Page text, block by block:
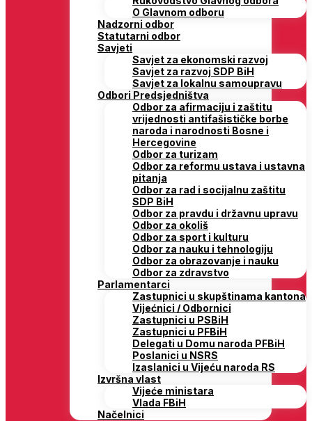
O Glavnom odboru
Nadzorni odbor
Statutarni odbor
Savjeti
Savjet za ekonomski razvoj
Savjet za razvoj SDP BiH
Savjet za lokalnu samoupravu
Odbori Predsjedništva
Odbor za afirmaciju i zaštitu
vrijednosti antifašističke borbe
naroda i narodnosti Bosne i
Hercegovine
Odbor za turizam
Odbor za reformu ustava i ustavna
pitanja
Odbor za rad i socijalnu zaštitu
SDP BiH
Odbor za pravdu i državnu upravu
Odbor za okoliš
Odbor za sport i kulturu
Odbor za nauku i tehnologiju
Odbor za obrazovanje i nauku
Odbor za zdravstvo
Parlamentarci
Zastupnici u skupštinama kantona
Vijećnici / Odbornici
Zastupnici u PSBiH
Zastupnici u PFBiH
Delegati u Domu naroda PFBiH
Poslanici u NSRS
Izaslanici u Vijeću naroda RS
Izvršna vlast
Vijeće ministara
Vlada FBiH
Načelnici